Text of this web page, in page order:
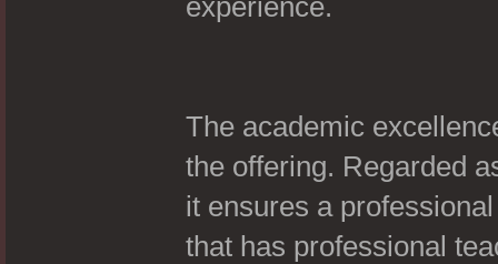
experience.
The academic
the offering. Regarded
it ensures a
that has professional